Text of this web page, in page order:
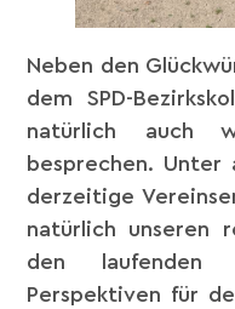
Neben den
dem SPD-
natürlich auch
besprechen.
derzeitige
natürlich unseren
den laufenden
Perspektiven für